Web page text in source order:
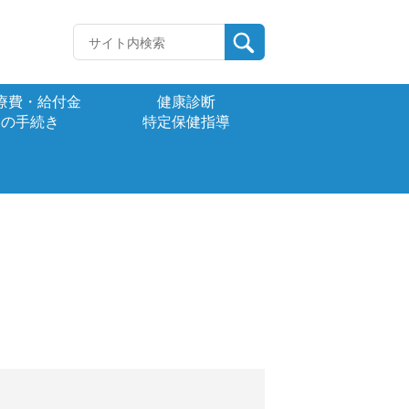
費・給付金
の手続き
健康診断
特定保健指導